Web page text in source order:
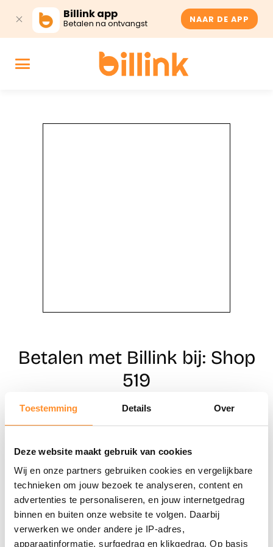
Toestemming Details Over
Deze website maakt gebruik van cookies
Wij en onze partners gebruiken cookies en vergelijkbare
technieken om jouw bezoek te analyseren, content en
advertenties te personaliseren, en jouw internetgedrag
binnen en buiten onze website te volgen. Daarbij
verwerken we onder andere je IP-adres,
apparaatinformatie, surfgedrag en klikgedrag. Op basis
Billink app
Betalen na ontvangst NAAR DE APP
Betalen met Billink bij: Shop
519
Naar winkels